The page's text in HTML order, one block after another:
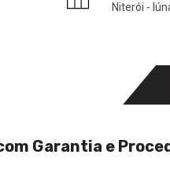
Niterói -
Garantia e